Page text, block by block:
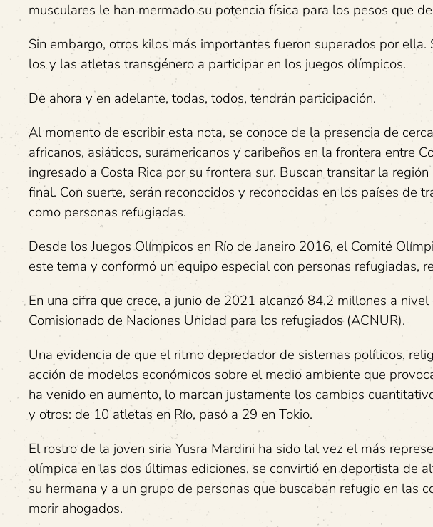
musculares le han mermado su potencia física para los pesos que
Sin embargo, otros kilos más importantes fueron superados por
los y las atletas transgénero a participar en los juegos olímpicos.
De ahora y en adelante, todas, todos, tendrán participación.
Al momento de escribir esta nota, se conoce de la presencia de
africanos, asiáticos, suramericanos y caribeños en la frontera entre
ingresado a Costa Rica por su frontera sur. Buscan transitar la
final. Con suerte, serán reconocidos y reconocidas en los países de
como personas refugiadas.
Desde los Juegos Olímpicos en Río de Janeiro 2016, el Comité
este tema y conformó un equipo especial con personas refugiadas,
En una cifra que crece, a junio de 2021 alcanzó 84,2 millones a
Comisionado de Naciones Unidad para los refugiados (ACNUR).
Una evidencia de que el ritmo depredador de sistemas políticos,
acción de modelos económicos sobre el medio ambiente que
ha venido en aumento, lo marcan justamente los cambios
y otros: de 10 atletas en Río, pasó a 29 en Tokio.
El rostro de la joven siria Yusra Mardini ha sido tal vez el más
olímpica en las dos últimas ediciones, se convirtió en deportista de
su hermana y a un grupo de personas que buscaban refugio en las
morir ahogados.